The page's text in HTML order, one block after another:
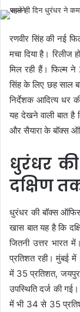
रणवीर सिंह की नई
मचा दिया है। रिलीज
मिल रही हैं। फिल्म
सिंह के लिए छह साल
निर्देशक आदित्य धर
यह देखने वाली बात है
और सैयारा के बॉक्स
धुरंधर
दक्षिण
धुरंधर की बॉक्स
खास बात यह है कि
जितनी उत्तर भारत
प्रतिशत रही। मुंबई
में 35 प्रतिशत,
उपस्थिति दर्ज की
में भी 34 से 35